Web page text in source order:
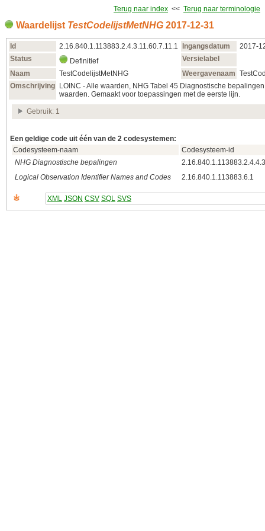
Terug naar index << Terug naar terminologie
Waardelijst TestCodelijstMetNHG 2017‑12‑31
Id 2.16.840.1.113883.2.4.3.11.60.7.11.1 Ingangsdatum
Status
Definitief
Versielabel
Naam
TestCodelijstMetNHG Weergavenaam
Omschrijving
LOINC - Alle waarden, NHG Tabel 45 Diagnostische
waarden. Gemaakt voor toepassingen met de eerste lijn.
Gebruik: 1
Een geldige code uit één van de 2 codesystemen:
Codesysteem-naam
Codesysteem-id
NHG Diagnostische bepalingen
Logical Observation Identifier Names and Codes
2.16.840.1.113883.6.1
XML JSON CSV SQL SVS